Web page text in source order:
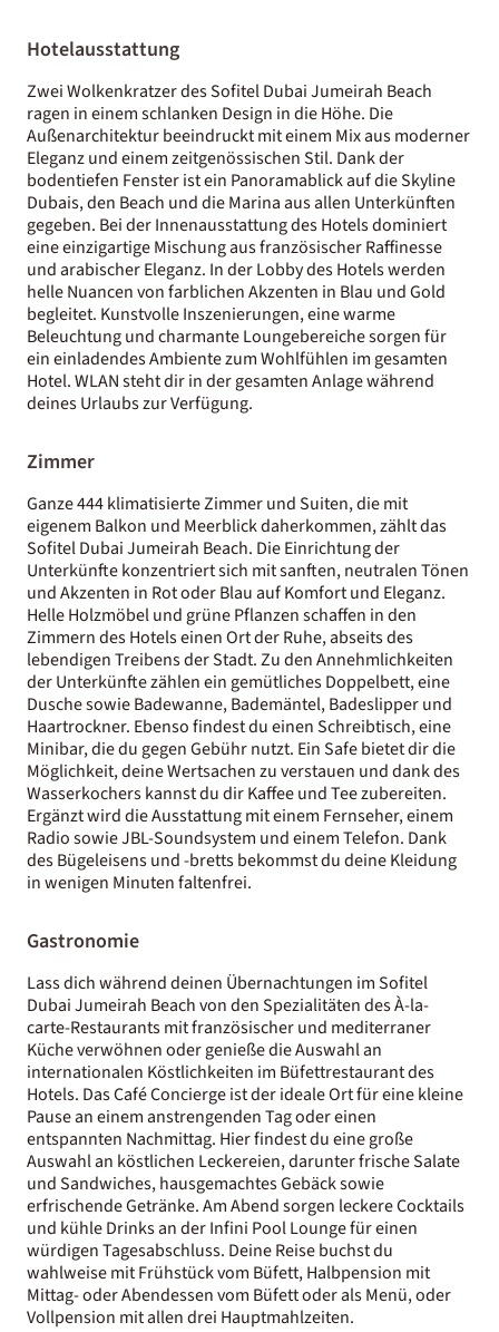
Hotelausstattung
Zwei Wolkenkratzer des Sofitel Dubai Jumeirah Beach
ragen in einem schlanken Design in die Höhe. Die
Außenarchitektur beeindruckt mit einem Mix aus moderner
Eleganz und einem zeitgenössischen Stil. Dank der
bodentiefen Fenster ist ein Panoramablick auf die Skyline
Dubais, den Beach und die Marina aus allen Unterkünften
gegeben. Bei der Innenausstattung des Hotels dominiert
eine einzigartige Mischung aus französischer Raffinesse
und arabischer Eleganz. In der Lobby des Hotels werden
helle Nuancen von farblichen Akzenten in Blau und Gold
begleitet. Kunstvolle Inszenierungen, eine warme
Beleuchtung und charmante Loungebereiche sorgen für
ein einladendes Ambiente zum Wohlfühlen im gesamten
Hotel. WLAN steht dir in der gesamten Anlage während
deines Urlaubs zur Verfügung.
Zimmer
Ganze 444 klimatisierte Zimmer und Suiten, die mit
eigenem Balkon und Meerblick daherkommen, zählt das
Sofitel Dubai Jumeirah Beach. Die Einrichtung der
Unterkünfte konzentriert sich mit sanften, neutralen Tönen
und Akzenten in Rot oder Blau auf Komfort und Eleganz.
Helle Holzmöbel und grüne Pflanzen schaffen in den
Zimmern des Hotels einen Ort der Ruhe, abseits des
lebendigen Treibens der Stadt. Zu den Annehmlichkeiten
der Unterkünfte zählen ein gemütliches Doppelbett, eine
Dusche sowie Badewanne, Bademäntel, Badeslipper und
Haartrockner. Ebenso findest du einen Schreibtisch, eine
Minibar, die du gegen Gebühr nutzt. Ein Safe bietet dir die
Möglichkeit, deine Wertsachen zu verstauen und dank des
Wasserkochers kannst du dir Kaffee und Tee zubereiten.
Ergänzt wird die Ausstattung mit einem Fernseher, einem
Radio sowie JBL-Soundsystem und einem Telefon. Dank
des Bügeleisens und -bretts bekommst du deine Kleidung
in wenigen Minuten faltenfrei.
Gastronomie
Lass dich während deinen Übernachtungen im Sofitel
Dubai Jumeirah Beach von den Spezialitäten des À-la-
carte-Restaurants mit französischer und mediterraner
Küche verwöhnen oder genieße die Auswahl an
internationalen Köstlichkeiten im Büfettrestaurant des
Hotels. Das Café Concierge ist der ideale Ort für eine kleine
Pause an einem anstrengenden Tag oder einen
entspannten Nachmittag. Hier findest du eine große
Auswahl an köstlichen Leckereien, darunter frische Salate
und Sandwiches, hausgemachtes Gebäck sowie
erfrischende Getränke. Am Abend sorgen leckere Cocktails
und kühle Drinks an der Infini Pool Lounge für einen
würdigen Tagesabschluss. Deine Reise buchst du
wahlweise mit Frühstück vom Büfett, Halbpension mit
Mittag- oder Abendessen vom Büfett oder als Menü, oder
Vollpension mit allen drei Hauptmahlzeiten.